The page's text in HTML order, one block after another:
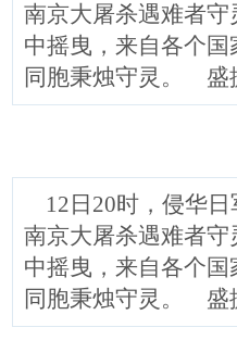
南京大屠杀遇难者守
中摇曳，来自各个
同胞秉烛守灵。
12日20时，侵华日
南京大屠杀遇难者守
中摇曳，来自各个
同胞秉烛守灵。